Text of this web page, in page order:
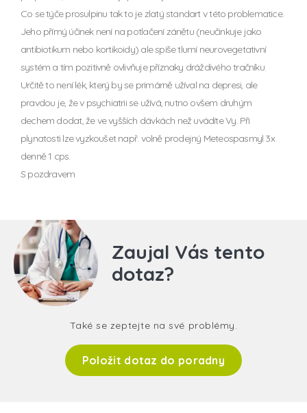
Co se týče prosulpinu tak to je zlatý standart v této problematice.
Jeho přímý účinek není na potlačení zánětu (neučinkuje jako
antibiotikum nebo kortikoidy) ale spíše tlumí neurovegetativní
systém a tím pozitivně ovlivňuje příznaky dráždivého tračníku.
Určitě to není lék, který by se primárně užíval na depresi, ale
pravdou je, že v psychiatrii se užívá, nutno ovšem druhým
dechem dodat, že ve vyšších dávkách než uvádíte Vy. Při
plynatosti lze vyzkoušet např. volně prodejný Meteospasmyl 3x
denně 1 cps.
S pozdravem
Zaujal Vás tento
dotaz?
Také se zeptejte na své problémy.
Položit dotaz do poradny